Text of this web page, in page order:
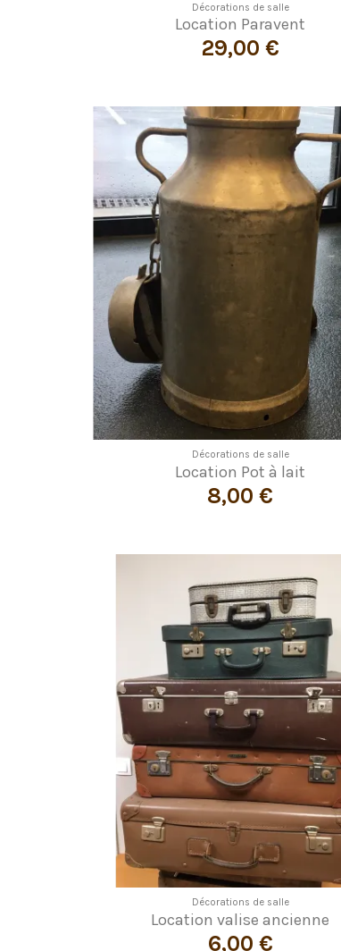
Décorations de salle
Location Paravent
29,00 €
Décorations de salle
Location Pot à lait
8,00 €
Décorations de salle
Location valise ancienne
6,00 €